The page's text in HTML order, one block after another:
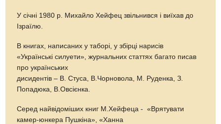
У січні 1980 р. Михайло Хейфец звільнився і виїхав до
Ізраїлю.
В книгах, написаних у таборі, у збірці нарисів
«Українські силуети», журнальних статтях багато писав
про українських
дисидентів – В. Стуса, В.Чорновола, М. Руденка, З.
Попадюка, В.Овсієнка.
Серед найвідоміших книг М.Хейфеца - «Врятувати
камер-юнкера Пушкіна», «Ханна